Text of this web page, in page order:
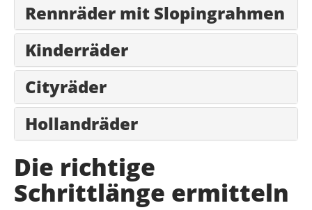
Rennräder mit Slopingrahmen
Kinderräder
Cityräder
Hollandräder
Die richtige
Schrittlänge ermitteln